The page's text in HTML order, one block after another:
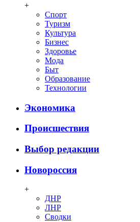
+
Спорт
Туризм
Культура
Бизнес
Здоровье
Мода
Быт
Образование
Технологии
Экономика
Происшествия
Выбор редакции
Новороссия
+
ДНР
ЛНР
Сводки